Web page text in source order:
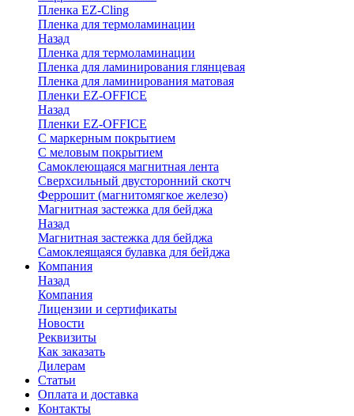
Пленка EZ-Cling
Пленка для термоламинации
Назад
Пленка для термоламинации
Пленка для ламинирования глянцевая
Пленка для ламинирования матовая
Пленки EZ-OFFICE
Назад
Пленки EZ-OFFICE
С маркерным покрытием
С меловым покрытием
Самоклеющаяся магнитная лента
Сверхсильный двусторонний скотч
Феррошит (магнитомягкое железо)
Магнитная застежка для бейджа
Назад
Магнитная застежка для бейджа
Самоклеящаяся булавка для бейджа
Компания
Назад
Компания
Лицензии и сертификаты
Новости
Реквизиты
Как заказать
Дилерам
Статьи
Оплата и доставка
Контакты